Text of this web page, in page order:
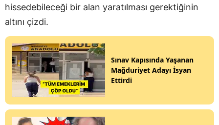
hissedebileceği bir alan yaratılması gerektiğinin
altını çizdi.
Sınav Kapısında Yaşanan
Mağduriyet Adayı İsyan
Ettirdi